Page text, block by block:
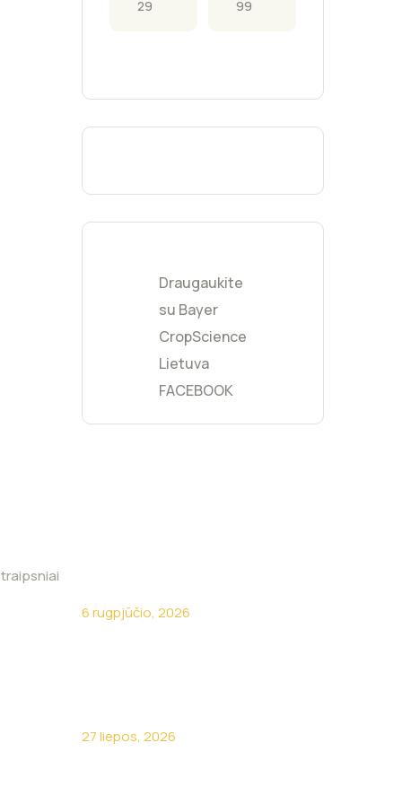
Moka (0)
Burgundijos
(0)
Persikinė (0)
Draugaukite
su Bayer
CropScience
Lietuva
FACEBOOK
6 rugpjūčio, 2026
27 liepos, 2026